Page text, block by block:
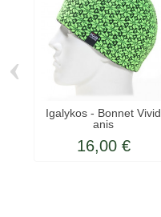
Igalykos - Bonnet Vivid
anis
16,00 €
‹